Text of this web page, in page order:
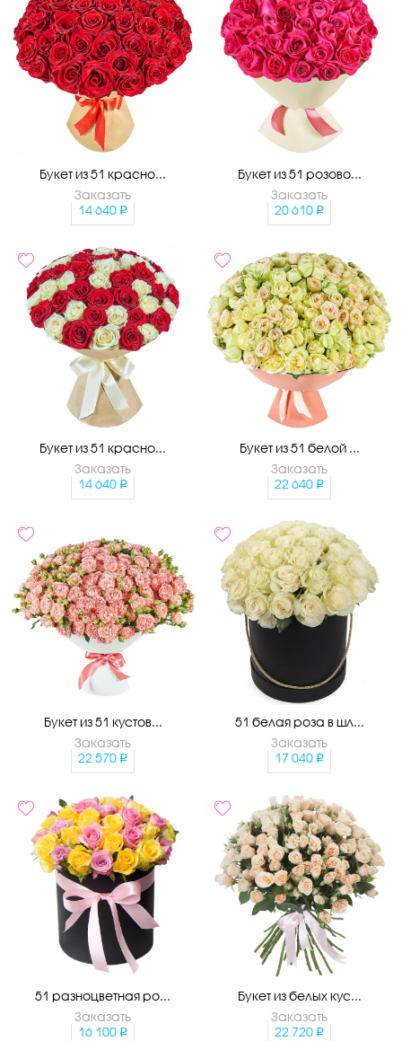
Букет из 51 красно...
Заказать
14 640
Букет из 51 розово...
Заказать
20 610
Букет из 51 красно...
Заказать
14 640
Букет из 51 белой ...
Заказать
22 640
Букет из 51 кустов...
Заказать
22 570
51 белая роза в шл...
Заказать
17 040
51 разноцветная ро...
Заказать
16 100
Букет из белых кус...
Заказать
22 720